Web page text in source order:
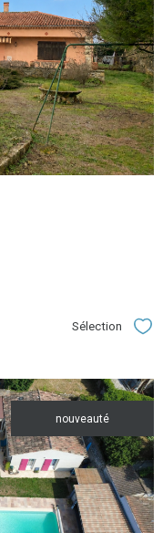
Sélection
nouveauté